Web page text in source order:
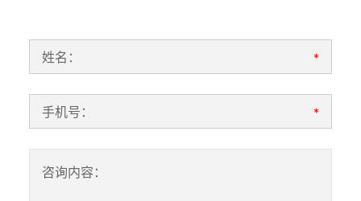
姓名： *
手机号： *
咨询内容：